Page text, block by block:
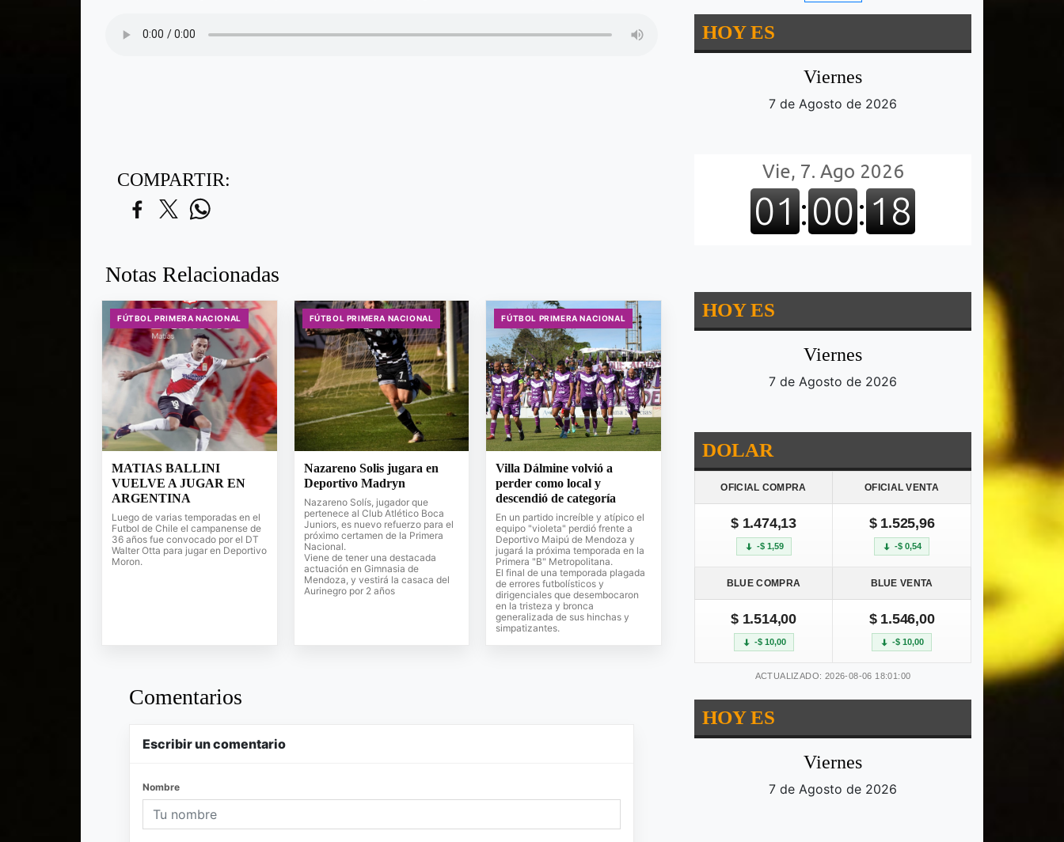
COMPARTIR:
Notas Relacionadas
FÚTBOL PRIMERA NACIONAL
MATIAS BALLINI
VUELVE A JUGAR EN
ARGENTINA
Luego de varias temporadas en el
Futbol de Chile el campanense de
36 años fue convocado por el DT
Walter Otta para jugar en Deportivo
Moron.
FÚTBOL PRIMERA NACIONAL
Nazareno Solis jugara en
Deportivo Madryn
Nazareno Solís, jugador que
pertenece al Club Atlético Boca
Juniors, es nuevo refuerzo para el
próximo certamen de la Primera
Nacional.
Viene de tener una destacada
actuación en Gimnasia de
Mendoza, y vestirá la casaca del
Aurinegro por 2 años
FÚTBOL PRIMERA NACIONAL
Villa Dálmine volvió a
perder como local y
descendió de categoría
En un partido increíble y atípico el
equipo "violeta" perdió frente a
Deportivo Maipú de Mendoza y
jugará la próxima temporada en la
Primera "B" Metropolitana.
El final de una temporada plagada
de errores futbolísticos y
dirigenciales que desembocaron
en la tristeza y bronca
generalizada de sus hinchas y
simpatizantes.
Comentarios
Escribir un comentario
Nombre
HOY ES
Viernes
7 de Agosto de 2026
HOY ES
Viernes
7 de Agosto de 2026
DOLAR
OFICIAL COMPRA OFICIAL VENTA
$ 1.474,13
-$ 1,59
$ 1.525,96
-$ 0,54
BLUE COMPRA BLUE VENTA
$ 1.514,00
-$ 10,00
$ 1.546,00
-$ 10,00
ACTUALIZADO: 2026-08-06 18:01:00
HOY ES
Viernes
7 de Agosto de 2026